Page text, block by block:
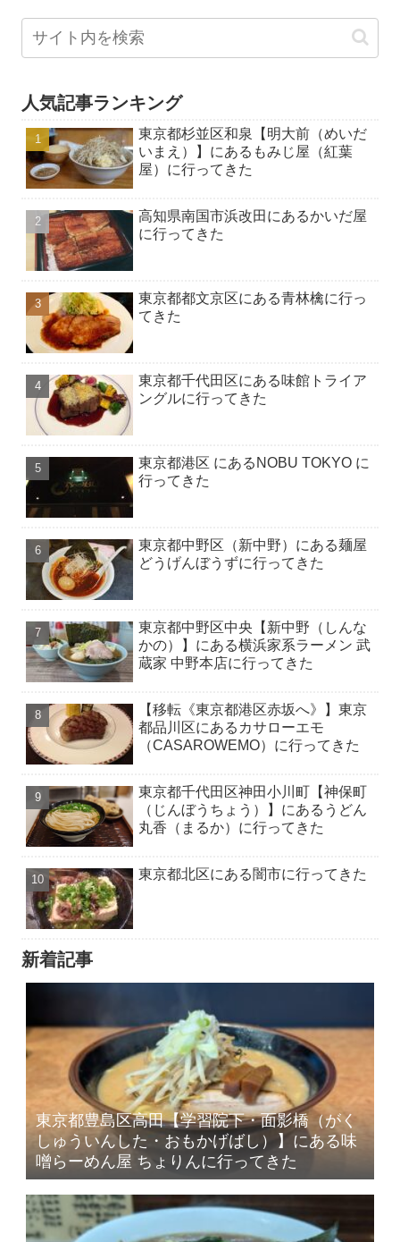
人気記事ランキング
東京都杉並区和泉【明大前（めいだ
いまえ）】にあるもみじ屋（紅葉
屋）に行ってきた
高知県南国市浜改田にあるかいだ屋
に行ってきた
東京都都文京区にある青林檎に行っ
てきた
東京都千代田区にある味館トライア
ングルに行ってきた
東京都港区 にあるNOBU TOKYO に
行ってきた
東京都中野区（新中野）にある麺屋
どうげんぼうずに行ってきた
東京都中野区中央【新中野（しんな
かの）】にある横浜家系ラーメン 武
蔵家 中野本店に行ってきた
【移転《東京都港区赤坂へ》】東京
都品川区にあるカサローエモ
（CASAROWEMO）に行ってきた
東京都千代田区神田小川町【神保町
（じんぼうちょう）】にあるうどん
丸香（まるか）に行ってきた
東京都北区にある闇市に行ってきた
新着記事
東京都豊島区高田【学習院下・面影橋（がく
しゅういんした・おもかげばし）】にある味
噌らーめん屋 ちょりんに行ってきた